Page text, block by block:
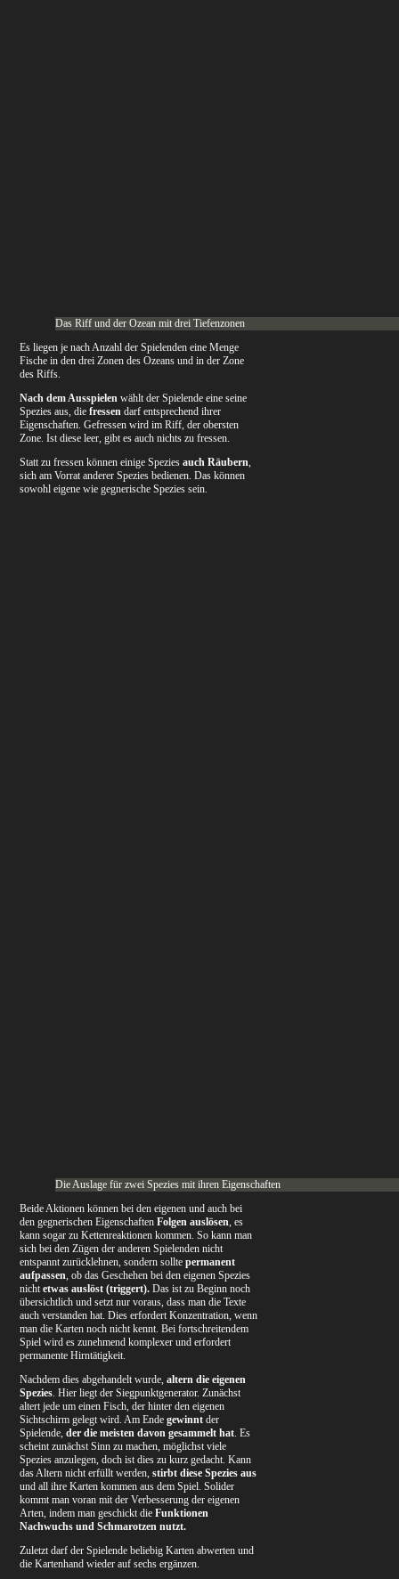
Das Riff und der Ozean mit drei Tiefenzonen
Es liegen je nach Anzahl der Spielenden eine Menge
Fische in den drei Zonen des Ozeans und in der Zone
des Riffs.
Nach dem Ausspielen wählt der Spielende eine seine
Spezies aus, diefressen darf entsprechend ihrer
Eigenschaften. Gefressen wird im Riff, der obersten
Zone. Ist diese leer, gibt es auch nichts zu fressen.
Statt zu fressen können einige Speziesauch Räubern,
sich am Vorrat anderer Spezies bedienen. Das können
sowohl eigene wie gegnerische Spezies sein.
Die Auslage für zwei Spezies mit ihren Eigenschaften
Beide Aktionen können bei den eigenen und auch bei
den gegnerischen EigenschaftenFolgen auslösen, es
kann sogar zu Kettenreaktionen kommen. So kann man
sich bei den Zügen der anderen Spielenden nicht
entspannt zurücklehnen, sondern sollte permanent
aufpassen, ob das Geschehen bei den eigenen Spezies
nichtetwas auslöst (triggert). Das ist zu Beginn noch
übersichtlich und setzt nur voraus, dass man die Texte
auch verstanden hat. Dies erfordert Konzentration, wenn
man die Karten noch nicht kennt. Bei fortschreitendem
Spiel wird es zunehmend komplexer und erfordert
permanente Hirntätigkeit.
Nachdem dies abgehandelt wurde,altern die eigenen
Spezies. Hier liegt der Siegpunktgenerator. Zunächst
altert jede um einen Fisch, der hinter den eigenen
Sichtschirm gelegt wird. Am Ende gewinnt der
Spielende,der die meisten davon gesammelt hat. Es
scheint zunächst Sinn zu machen, möglichst viele
Spezies anzulegen, doch ist dies zu kurz gedacht. Kann
das Altern nicht erfüllt werden, stirbt diese Spezies aus
und all ihre Karten kommen aus dem Spiel. Solider
kommt man voran mit der Verbesserung der eigenen
Arten, indem man geschickt die Funktionen
Nachwuchs und Schmarotzen nutzt.
Zuletzt darf der Spielende beliebig Karten abwerten und
die Kartenhand wieder auf sechs ergänzen.